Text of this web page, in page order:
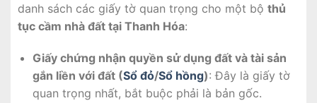
danh sách các giấy tờ quan trọng cho một bộ thủ
tục cầm nhà đất tại Thanh Hóa:
Giấy chứng nhận quyền sử dụng đất và tài sản
gắn liền với đất (Sổ đỏ/Sổ hồng): Đây là giấy tờ
quan trọng nhất, bắt buộc phải là bản gốc.